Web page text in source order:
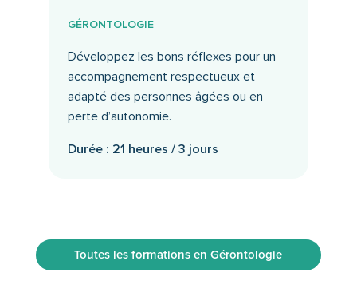
GÉRONTOLOGIE
Développez les bons réflexes pour un
accompagnement respectueux et
adapté des personnes âgées ou en
perte d’autonomie.
Durée : 21 heures / 3 jours
Toutes les formations en Gérontologie